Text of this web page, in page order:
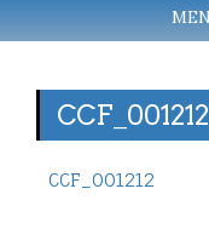
CCF_001212
CCF_001212